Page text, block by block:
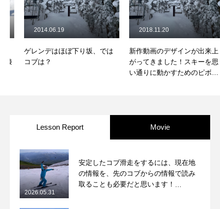
レッスン動画一覧
Online Store
コブ斜面の滑り方解説動画
Movie
無料プレゼント動画
お問合せ 特定商取引法に基づく表記 プライバシーポリシー
ゲレンデはほぼ下り坂、では
コブは？
2014.06.19
新作動画のデザインが出来上
がってきました！スキーを思
い通りに動かすためのピボッ
2018.11.20
Lesson Report Movie
安定したコブ滑走をするには、現在地
の情報を、先のコブからの情報で読み
取ることも必要だと思います！
2026.05.31